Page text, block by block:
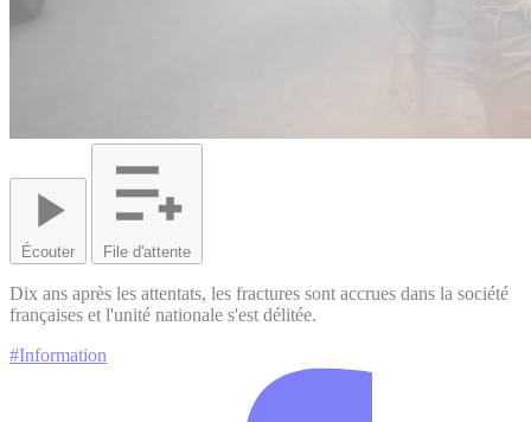
Écouter File d'attente
Dix ans après les attentats, les fractures sont accrues dans la société
françaises et l'unité nationale s'est délitée.
#Information